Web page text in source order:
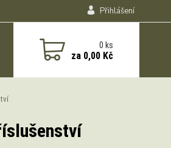
Přihlášení
0ks
za 0,00 Kč